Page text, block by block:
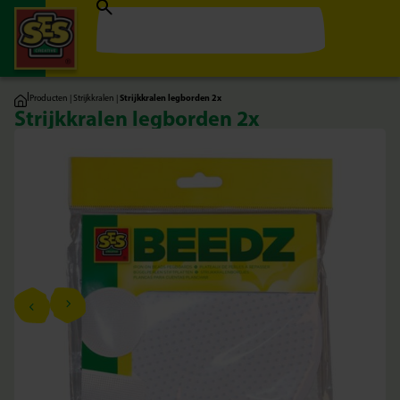
|Producten | Strijkkralen |Strijkkralen legborden 2x
Strijkkralen legborden 2x